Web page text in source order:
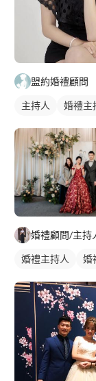
盟約婚禮顧問
主持人 婚禮主
婚禮顧問/主持
婚禮主持人 婚